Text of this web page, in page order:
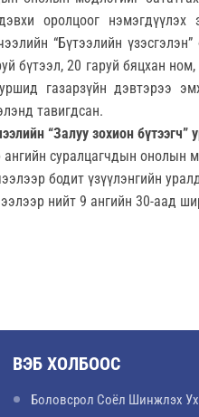
оролцоог
“Бүтээлийн
бүтээл, 20 гаруй бяцхан
газарзүйн дэвтэрээ
тавигдсан.
“Залуу зохион бүтээгч”
суралцагчдын онолын
бодит үзүүлэнгийн
нийт 9 ангийн 30-аад
ВЭБ ХОЛБООС
Боловсрол Соёл Шинжлэх